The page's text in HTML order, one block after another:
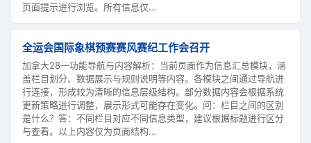
页面提示进行浏览。所有信息仅…
全运会国际象棋预赛赛风赛纪工作会召开
加拿大28—功能导航与内容解析：当前页面作为信息汇总模块，涵
盖栏目划分、数据展示与规则说明等内容。各模块之间通过导航进
行连接，形成较为清晰的信息层级结构。部分数据内容会根据系统
更新策略进行调整，展示形式可能存在变化。问：栏目之间的区别
是什么？答：不同栏目对应不同信息类型，建议根据标题进行区分
与查看。以上内容仅为页面结构…